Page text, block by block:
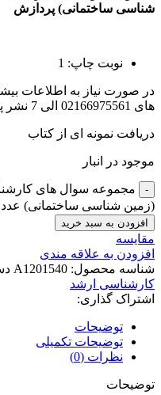
شناسی ساختمانی) پردازش
نوبت چاپ: 1
در صورت نیاز به اطلاعات
های 02166975561 الی 7 نشر پردازش تماس حاصل فرمایید
دریافت نمونه ای از کتاب
موجود در انبار
مجموعه سوال های
(زمین شناسی ساختمانی) عدد
افزودن به سبد خرید
مقايسه
افزودن به علاقه مندی
شناسه محصول: A1201540
کارشناسی ارشد
اشتراک گذاری:
توضیحات
توضیحات تکمیلی
نظرات (0)
توضیحات